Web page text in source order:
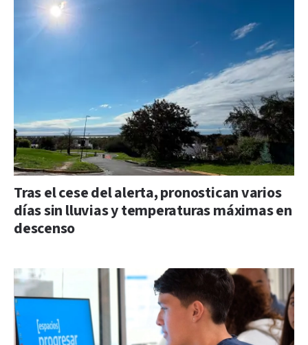
Tras el cese del alerta, pronostican varios
días sin lluvias y temperaturas máximas en
descenso